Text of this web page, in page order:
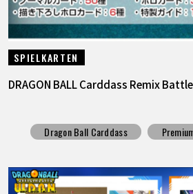
SPIELKARTEN
DRAGON BALL Carddass Remix
Dragon Ball Carddass